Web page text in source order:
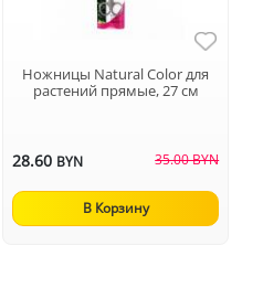
Ножницы Natural Color для
растений прямые, 27 см
28.60 BYN 35.00 BYN
В Корзину